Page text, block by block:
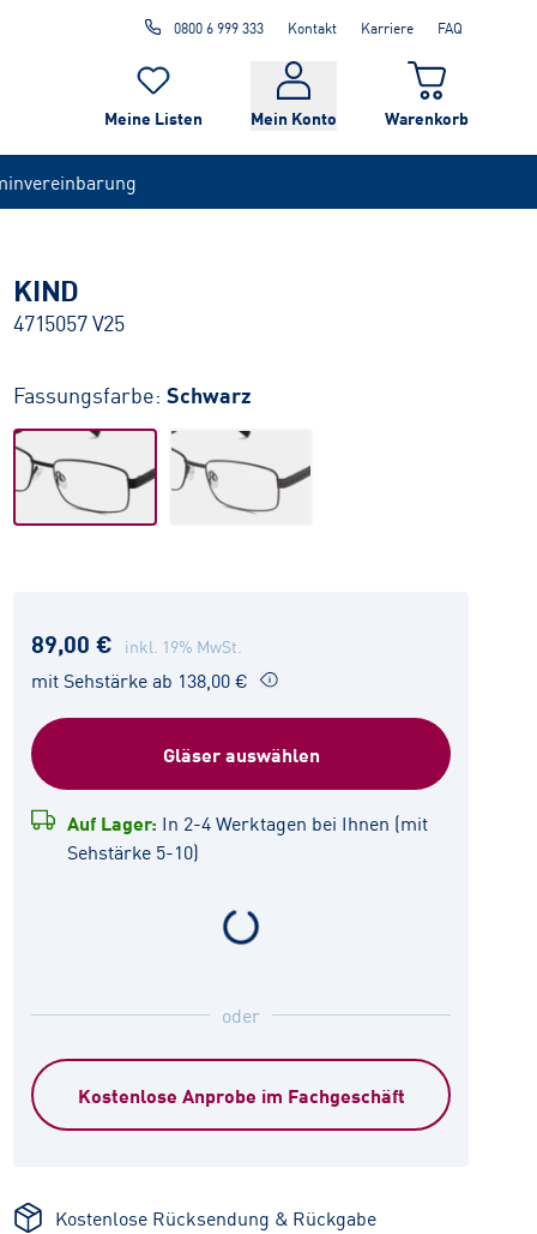
0800 6 999 333 Kontakt Karriere FAQ
Meine Listen Mein Konto Warenkorb
KIND
4715057 V25
Fassungsfarbe: Schwarz
89,00 € inkl. 19% MwSt.
mit Sehstärke ab 138,00 €
Gläser auswählen
Auf Lager: In 2-4 Werktagen bei Ihnen (mit
Sehstärke 5-10)
oder
Kostenlose Anprobe im Fachgeschäft
Kostenlose Rücksendung & Rückgabe